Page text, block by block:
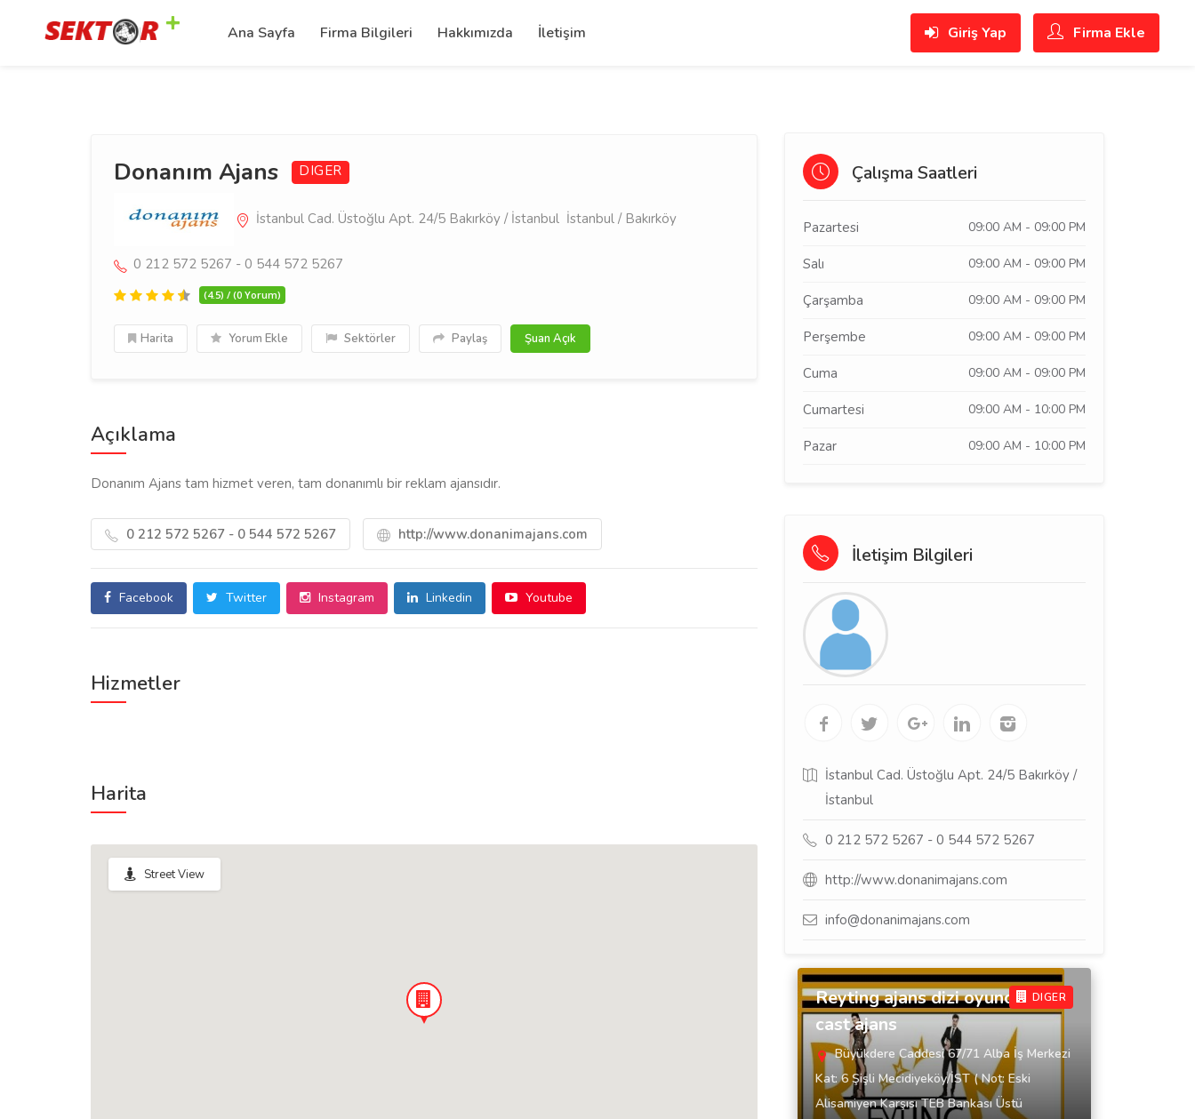
Ana Sayfa Firma Bilgileri Hakkımızda İletişim Giriş Yap Firma Ekle
Donanım Ajans DIGER
İstanbul Cad. Üstoğlu Apt. 24/5 Bakırköy / İstanbul İstanbul / Bakırköy
0 212 572 5267 - 0 544 572 5267
(4.5) / (0 Yorum)
Harita Yorum Ekle Sektörler Paylaş Şuan Açık
Açıklama
Donanım Ajans tam hizmet veren, tam donanımlı bir reklam ajansıdır.
0 212 572 5267 - 0 544 572 5267 http://www.donanimajans.com
Facebook Twitter Instagram Linkedin Youtube
Hizmetler
Harita
Street View
Çalışma Saatleri
Pazartesi 09:00 AM - 09:00 PM
Salı 09:00 AM - 09:00 PM
Çarşamba 09:00 AM - 09:00 PM
Perşembe 09:00 AM - 09:00 PM
Cuma 09:00 AM - 09:00 PM
Cumartesi 09:00 AM - 10:00 PM
Pazar 09:00 AM - 10:00 PM
İletişim Bilgileri
İstanbul Cad. Üstoğlu Apt. 24/5 Bakırköy /
İstanbul
0 212 572 5267 - 0 544 572 5267
http://www.donanimajans.com
info@donanimajans.com
DIGER
Reyting ajans dizi oyunculuk
cast ajans
Büyükdere Caddesi 67/71 Alba İş Merkezi
Kat: 6 Şişli Mecidiyeköy/İST ( Not: Eski
Alisamiyen Karşısı TEB Bankası Üstü